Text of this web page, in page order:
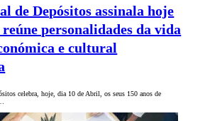
de Depósitos assinala hoje
reúne personalidades da vida
e cultural
celebra, hoje, dia 10 de Abril, os seus 150 anos de